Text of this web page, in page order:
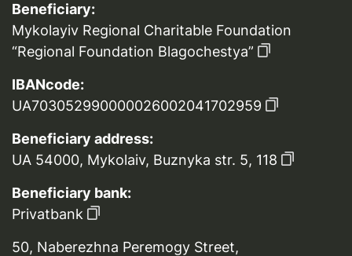
Beneficiary:
Mykolayiv Regional Charitable Foundation
“Regional Foundation Blagochestya”
IBANcode:
UA703052990000026002041702959
Beneficiary address:
UA 54000, Mykolaiv, Buznyka str. 5, 118
Beneficiary bank:
Privatbank
50, Naberezhna Peremogy Street,